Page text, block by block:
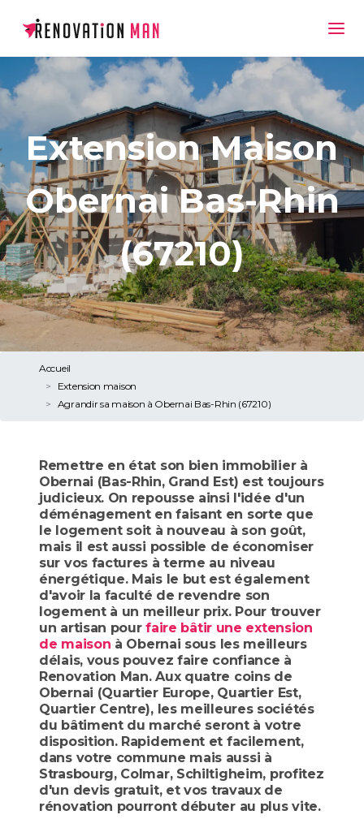
Extension Maison
Obernai Bas-Rhin
(67210)
Accueil
Extension maison
Agrandir sa maison à Obernai Bas-Rhin (67210)
Remettre en état son bien immobilier à
Obernai (Bas-Rhin, Grand Est) est toujours
judicieux. On repousse ainsi l'idée d'un
déménagement en faisant en sorte que
le logement soit à nouveau à son goût,
mais il est aussi possible de économiser
sur vos factures à terme au niveau
énergétique. Mais le but est également
d'avoir la faculté de revendre son
logement à un meilleur prix. Pour trouver
un artisan pourfaire bâtir une extension
de maison à Obernai sous les meilleurs
délais, vous pouvez faire confiance à
Renovation Man. Aux quatre coins de
Obernai (Quartier Europe, Quartier Est,
Quartier Centre), les meilleures sociétés
du bâtiment du marché seront à votre
disposition. Rapidement et facilement,
dans votre commune mais aussi à
Strasbourg, Colmar, Schiltigheim, profitez
d'un devis gratuit, et vos travaux de
rénovation pourront débuter au plus vite.